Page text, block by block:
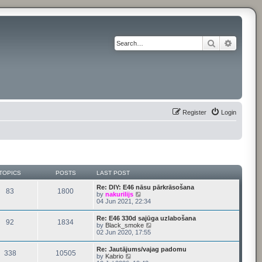
Search
Login
Register
POSTS LAST POST
83 1800
Re: DIY: E46 nāsu pārkrāsošana
bynakurilijs
i
w
t
h
e
l
a
04 Jun 2021, 22:34
92 1834
Re: E46 330d sajūga uzlabošana
by Black_smoke
t
02 Jun 2020, 17:55
338 10505
Re: Jautājums/vajag padomu
by Kabrio